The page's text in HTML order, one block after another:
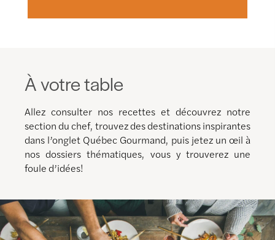
À votre table
Allez consulter nos recettes et découvrez notre
section du chef, trouvez des destinations inspirantes
dans l’onglet Québec Gourmand, puis jetez un œil à
nos dossiers thématiques, vous y trouverez une
foule d’idées!